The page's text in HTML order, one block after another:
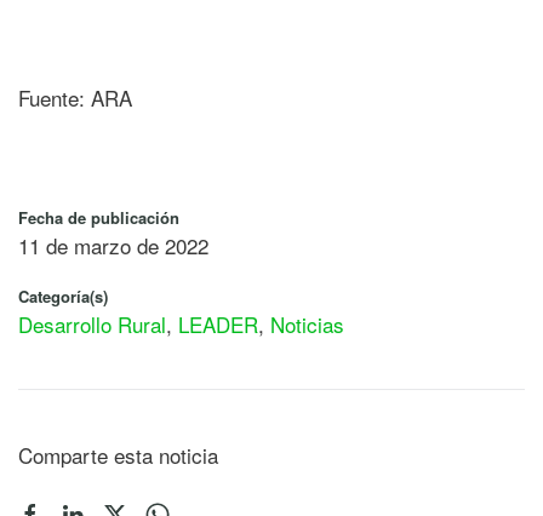
Fuente: ARA
Fecha de publicación
11 de marzo de 2022
Categoría(s)
Desarrollo Rural, LEADER, Noticias
Comparte esta noticia